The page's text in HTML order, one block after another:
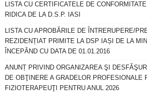
LISTA CU CERTIFICATELE DE
RIDICA DE LA D.S.P. IASI
LISTA CU APROBĂRILE DE ÎNTRERUPERE/
REZIDENȚIAT PRIMITE LA DSP IAȘI DE LA
ÎNCEPÂND CU DATA DE 01.01.2016
ANUNȚ PRIVIND ORGANIZAREA ŞI
DE OBŢINERE A GRADELOR PROFESIONALE
FIZIOTERAPEUŢI PENTRU ANUL 2026